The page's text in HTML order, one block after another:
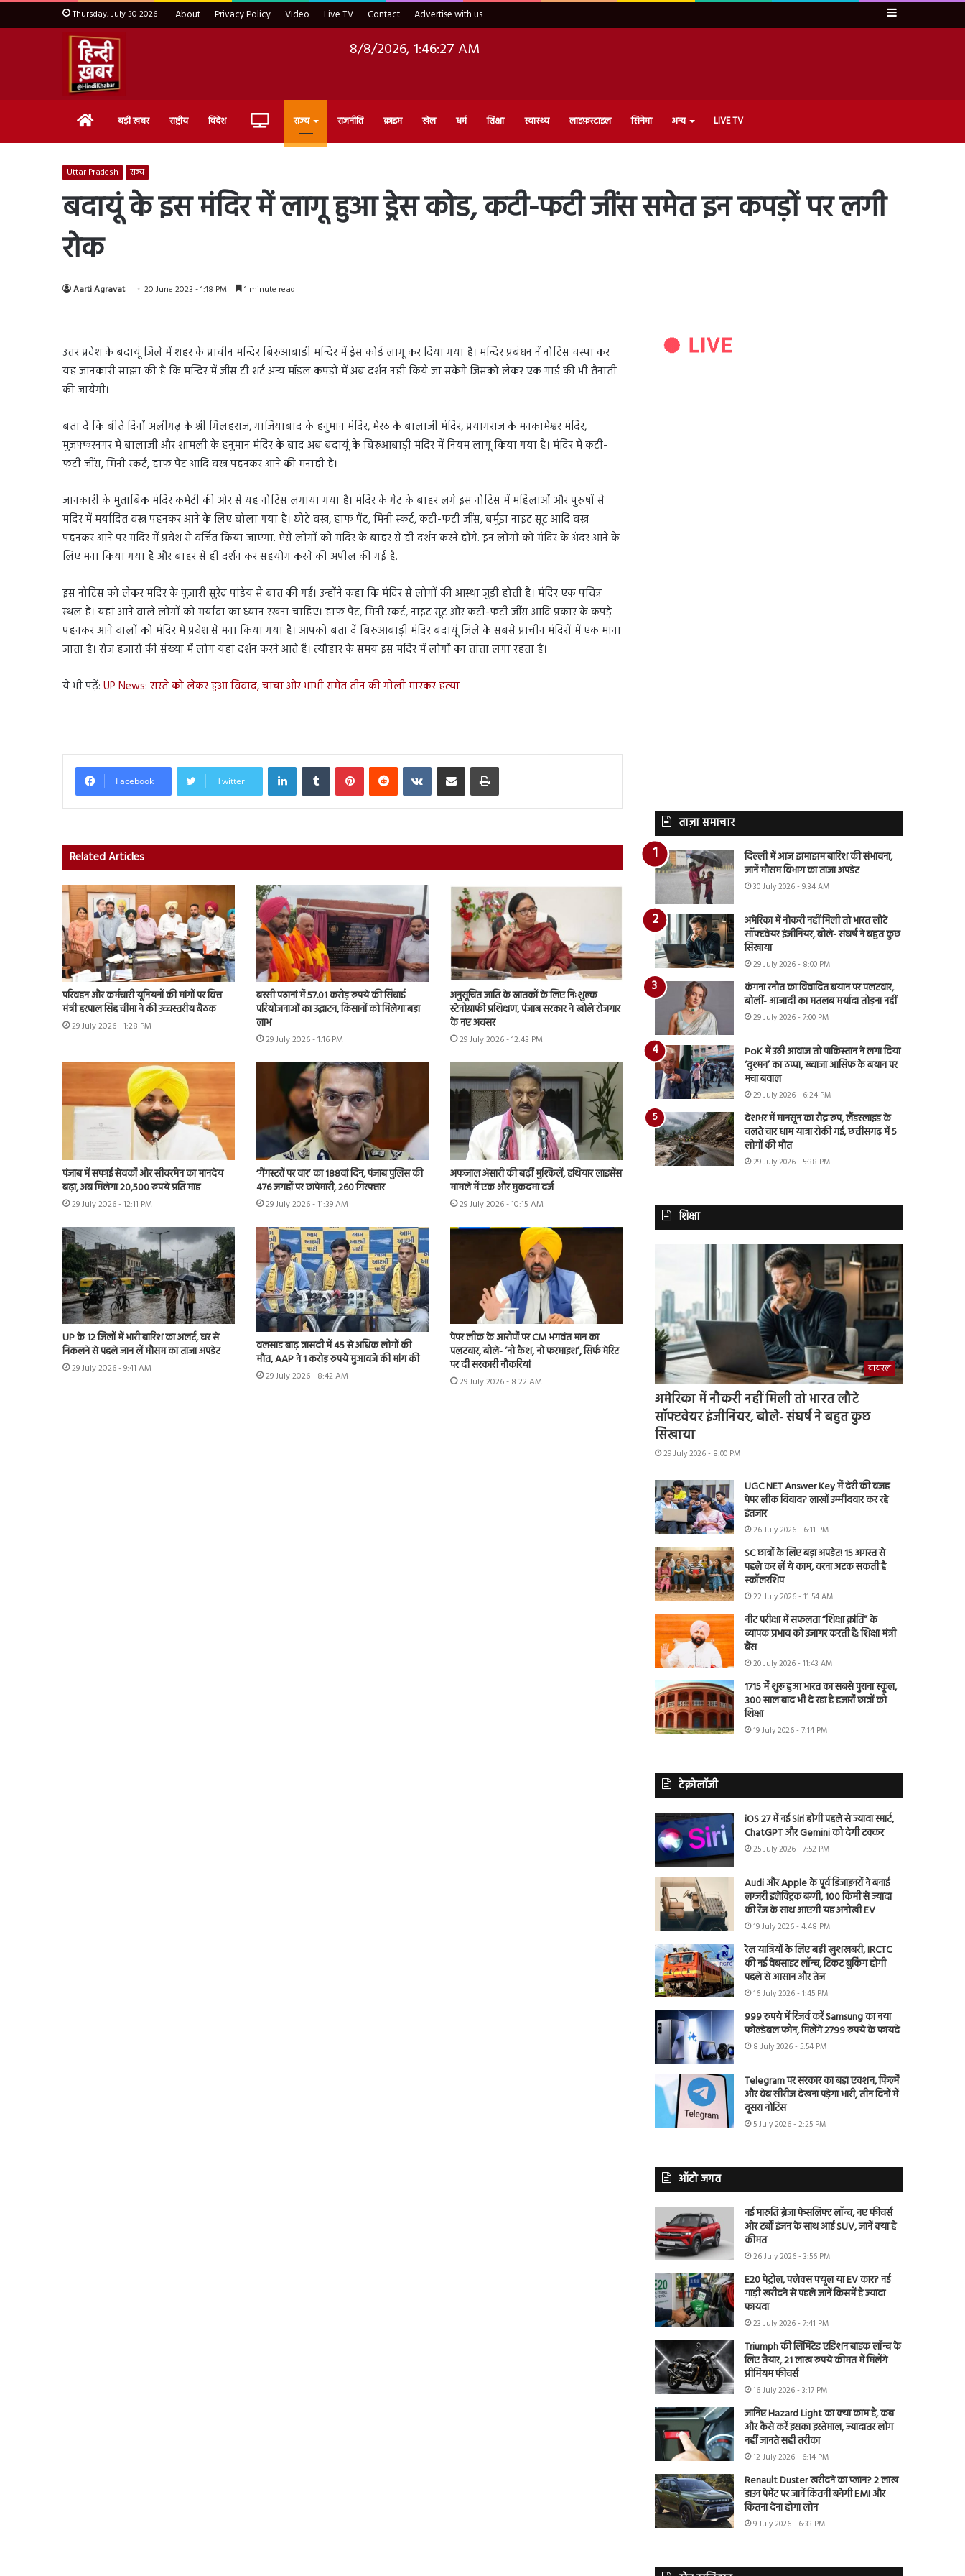
Thursday, July 30 2026 About Privacy Policy Video Live TV Contact Advertise with us Sidebar
8/8/2026, 1:46:28 AM
Home बड़ी ख़बर राष्ट्रीय विदेश Live राज्य राजनीति क्राइम खेल धर्म शिक्षा स्वास्थ्य लाइफ़स्टाइल सिनेमा अन्य LIVE TV
Uttar Pradesh राज्य
बदायूं के इस मंदिर में लागू हुआ ड्रेस कोड, कटी-फटी जींस समेत इन कपड़ों पर लगी
रोक
Aarti Agravat 20 June 2023 - 1:18 PM 1 minute read
उत्तर प्रदेश के बदायूं जिले में शहर के प्राचीन मन्दिर बिरुआबाडी मन्दिर में ड्रेस कोर्ड लागू कर दिया गया है। मन्दिर प्रबंधन नें नोटिस चस्पा कर
यह जानकारी साझा की है कि मन्दिर में जींस टी शर्ट अन्य मॉडल कपड़ों में अब दर्शन नही किये जा सकेंगे जिसको लेकर एक गार्ड की भी तैनाती
की जायेगी।
बता दें कि बीते दिनों अलीगढ़ के श्री गिलहराज, गाजियाबाद के हनुमान मंदिर, मेरठ के बालाजी मंदिर, प्रयागराज के मनकामेश्वर मंदिर,
मुजफ्फरनगर में बालाजी और शामली के हनुमान मंदिर के बाद अब बदायूं के बिरुआबाड़ी मंदिर में नियम लागू किया गया है। मंदिर में कटी-
फटी जींस, मिनी स्कर्ट, हाफ पैंट आदि वस्त्र पहनकर आने की मनाही है।
जानकारी के मुताबिक मंदिर कमेटी की ओर से यह नोटिस लगाया गया है। मंदिर के गेट के बाहर लगे इस नोटिस में महिलाओं और पुरुषों से
मंदिर में मर्यादित वस्त्र पहनकर आने के लिए बोला गया है। छोटे वस्त्र, हाफ पैंट, मिनी स्कर्ट, कटी-फटी जींस, बर्मुडा नाइट सूट आदि वस्त्र
पहनकर आने पर मंदिर में प्रवेश से वर्जित किया जाएगा. ऐसे लोगों को मंदिर के बाहर से ही दर्शन करने होंगे. इन लोगों को मंदिर के अंदर आने के
लिए मना किया गया है और बाहर से ही दर्शन कर सहयोग करने की अपील की गई है.
इस नोटिस को लेकर मंदिर के पुजारी सुरेंद्र पांडेय से बात की गई। उन्होंने कहा कि मंदिर से लोगों की आस्था जुड़ी होती है। मंदिर एक पवित्र
स्थल है। यहां आने वाले लोगों को मर्यादा का ध्यान रखना चाहिए। हाफ पैंट, मिनी स्कर्ट, नाइट सूट और कटी-फटी जींस आदि प्रकार के कपड़े
पहनकर आने वालों को मंदिर में प्रवेश से मना किया गया है। आपको बता दें बिरुआबाड़ी मंदिर बदायूं जिले के सबसे प्राचीन मंदिरों में एक माना
जाता है। रोज हजारों की संख्या में लोग यहां दर्शन करने आते हैं। त्यौहार के समय इस मंदिर में लोगों का तांता लगा रहता है।
ये भी पढ़ें: UP News: रास्ते को लेकर हुआ विवाद, चाचा और भाभी समेत तीन की गोली मारकर हत्या
Facebook Twitter
LinkedInTumblr PinterestReddit VKontakteShare via Email Print
Related Articles
परिवहन और कर्मचारी यूनियनों की मांगों पर वित्त
मंत्री हरपाल सिंह चीमा ने की उच्चस्तरीय बैठक
29 July 2026 - 1:28 PM
बस्सी पठानां में 57.01 करोड़ रुपये की सिंचाई
परियोजनाओं का उद्घाटन, किसानों को मिलेगा बड़ा
लाभ
29 July 2026 - 1:16 PM
अनुसूचित जाति के स्नातकों के लिए निःशुल्क
स्टेनोग्राफी प्रशिक्षण, पंजाब सरकार ने खोले रोजगार
के नए अवसर
29 July 2026 - 12:43 PM
पंजाब में सफाई सेवकों और सीवरमैन का मानदेय
बढ़ा, अब मिलेगा 20,500 रुपये प्रति माह
29 July 2026 - 12:11 PM
‘गैंगस्टरों पर वार’ का 188वां दिन, पंजाब पुलिस की
476 जगहों पर छापेमारी, 260 गिरफ्तार
29 July 2026 - 11:39 AM
अफजाल अंसारी की बढ़ीं मुश्किलें, हथियार लाइसेंस
मामले में एक और मुकदमा दर्ज
29 July 2026 - 10:15 AM
UP के 12 जिलों में भारी बारिश का अलर्ट, घर से
निकलने से पहले जान लें मौसम का ताजा अपडेट
29 July 2026 - 9:41 AM
वलसाड बाढ़ त्रासदी में 45 से अधिक लोगों की
मौत, AAP ने 1 करोड़ रुपये मुआवजे की मांग की
29 July 2026 - 8:42 AM
पेपर लीक के आरोपों पर CM भगवंत मान का
पलटवार, बोले- ‘नो कैश, नो फरमाइश’, सिर्फ मेरिट
पर दी सरकारी नौकरियां
29 July 2026 - 8:22 AM
ताज़ा समाचार
दिल्ली में आज झमाझम बारिश की संभावना,
जानें मौसम विभाग का ताजा अपडेट
30 July 2026 - 9:34 AM
अमेरिका में नौकरी नहीं मिली तो भारत लौटे
सॉफ्टवेयर इंजीनियर, बोले- संघर्ष ने बहुत कुछ
सिखाया
29 July 2026 - 8:00 PM
कंगना रनौत का विवादित बयान पर पलटवार,
बोलीं- आजादी का मतलब मर्यादा तोड़ना नहीं
29 July 2026 - 7:00 PM
PoK में उठी आवाज तो पाकिस्तान ने लगा दिया
‘दुश्मन’ का ठप्पा, ख्वाजा आसिफ के बयान पर
मचा बवाल
29 July 2026 - 6:24 PM
देशभर में मानसून का रौद्र रुप, लैंडस्लाइड के
चलते चार धाम यात्रा रोकी गई, छत्तीसगढ़ में 5
लोगों की मौत
29 July 2026 - 5:38 PM
शिक्षा
वायरल
अमेरिका में नौकरी नहीं मिली तो भारत लौटे
सॉफ्टवेयर इंजीनियर, बोले- संघर्ष ने बहुत कुछ
सिखाया
29 July 2026 - 8:00 PM
UGC NET Answer Key में देरी की वजह
पेपर लीक विवाद? लाखों उम्मीदवार कर रहे
इंतजार
26 July 2026 - 6:11 PM
SC छात्रों के लिए बड़ा अपडेट! 15 अगस्त से
पहले कर लें ये काम, वरना अटक सकती है
स्कॉलरशिप
22 July 2026 - 11:54 AM
नीट परीक्षा में सफलता “शिक्षा क्रांति” के
व्यापक प्रभाव को उजागर करती है: शिक्षा मंत्री
बैंस
20 July 2026 - 11:43 AM
1715 में शुरू हुआ भारत का सबसे पुराना स्कूल,
300 साल बाद भी दे रहा है हजारों छात्रों को
शिक्षा
19 July 2026 - 7:14 PM
टेक्नोलॉजी
iOS 27 में नई Siri होगी पहले से ज्यादा स्मार्ट,
ChatGPT और Gemini को देगी टक्कर
25 July 2026 - 7:52 PM
Audi और Apple के पूर्व डिजाइनरों ने बनाई
लग्जरी इलेक्ट्रिक बग्गी, 100 किमी से ज्यादा
की रेंज के साथ आएगी यह अनोखी EV
19 July 2026 - 4:48 PM
रेल यात्रियों के लिए बड़ी खुशखबरी, IRCTC
की नई वेबसाइट लॉन्च, टिकट बुकिंग होगी
पहले से आसान और तेज
16 July 2026 - 1:45 PM
999 रुपये में रिजर्व करें Samsung का नया
फोल्डेबल फोन, मिलेंगे 2799 रुपये के फायदे
8 July 2026 - 5:54 PM
Telegram पर सरकार का बड़ा एक्शन, फिल्में
और वेब सीरीज देखना पड़ेगा भारी, तीन दिनों में
दूसरा नोटिस
5 July 2026 - 2:25 PM
ऑटो जगत
नई मारुति ब्रेजा फेसलिफ्ट लॉन्च, नए फीचर्स
और टर्बो इंजन के साथ आई SUV, जानें क्या है
कीमत
26 July 2026 - 3:56 PM
E20 पेट्रोल, फ्लेक्स फ्यूल या EV कार? नई
गाड़ी खरीदने से पहले जानें किसमें है ज्यादा
फायदा
23 July 2026 - 7:41 PM
Triumph की लिमिटेड एडिशन बाइक लॉन्च के
लिए तैयार, 21 लाख रुपये कीमत में मिलेंगे
प्रीमियम फीचर्स
16 July 2026 - 3:17 PM
जानिए Hazard Light का क्या काम है, कब
और कैसे करें इसका इस्तेमाल, ज्यादातर लोग
नहीं जानते सही तरीका
12 July 2026 - 6:14 PM
Renault Duster खरीदने का प्लान? 2 लाख
डाउन पेमेंट पर जानें कितनी बनेगी EMI और
कितना देना होगा लोन
9 July 2026 - 6:33 PM